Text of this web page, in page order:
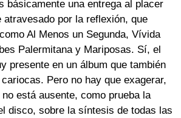
básicamente una entrega al placer
atravesado por la reflexión, que
Al Menos un Segunda, Vívida
Palermitana y Mariposas. Sí, el
presente en un álbum que también
Pero no hay que exagerar,
está ausente, como prueba la
disco, sobre la síntesis de todas las